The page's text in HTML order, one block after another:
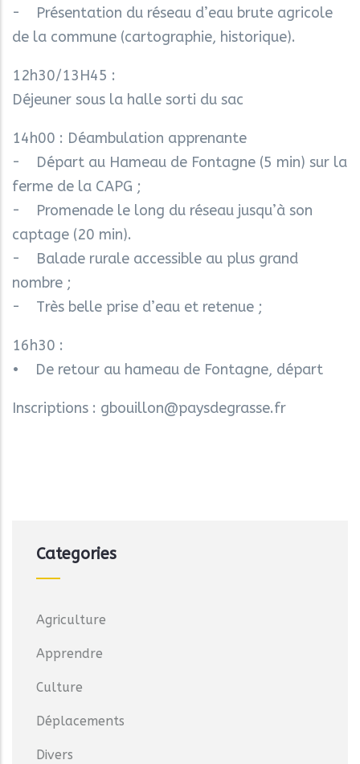
- Présentation du réseau d’eau brute agricole
de la commune (cartographie, historique).
12h30/13H45 :
Déjeuner sous la halle sorti du sac
14h00 : Déambulation apprenante
- Départ au Hameau de Fontagne (5 min) sur la
ferme de la CAPG ;
- Promenade le long du réseau jusqu’à son
captage (20 min).
- Balade rurale accessible au plus grand
nombre ;
- Très belle prise d’eau et retenue ;
16h30 :
• De retour au hameau de Fontagne, départ
Inscriptions : gbouillon@paysdegrasse.fr
Categories
Agriculture
Apprendre
Culture
Déplacements
Divers